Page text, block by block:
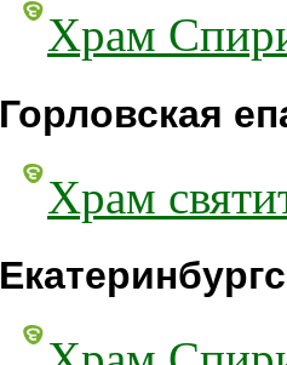
Храм
Горловская
Храм